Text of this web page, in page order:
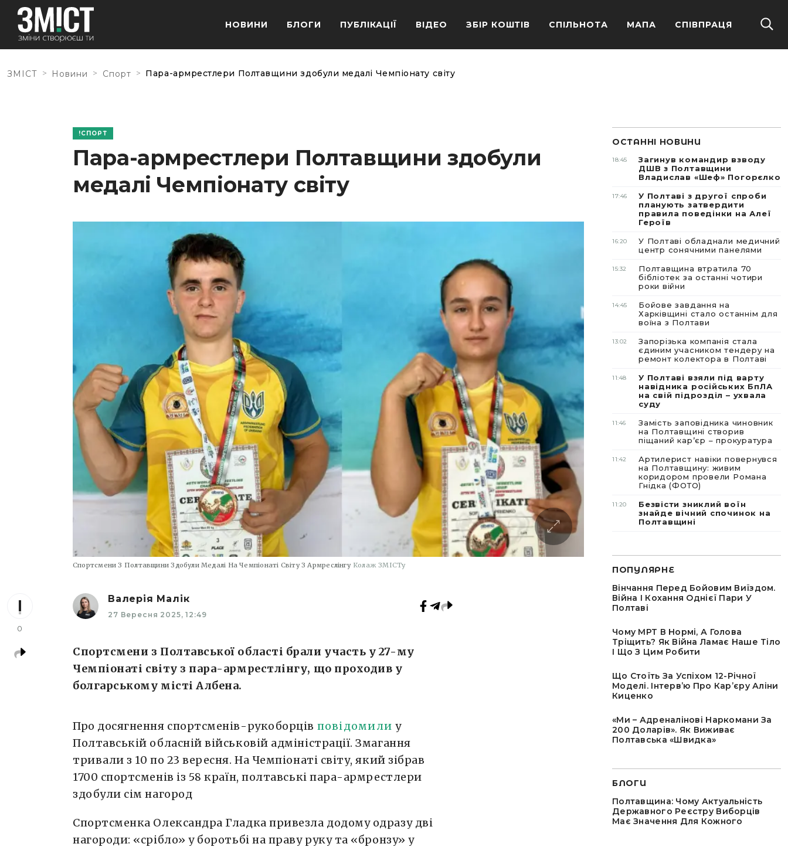
НОВИНИ БЛОГИ ПУБЛІКАЦІЇ ВІДЕО ЗБІР КОШТІВ СПІЛЬНОТА МАПА СПІВПРАЦЯ
ЗМІСТ > Новини > Спорт > Пара-армрестлери Полтавщини здобули медалі Чемпіонату світу
СПОРТ
Пара-армрестлери Полтавщини здобули
медалі Чемпіонату світу
Спортсмени З Полтавщини Здобули Медалі На Чемпіонаті Світу З Армреслінгу Колаж ЗМІСТу
0
Валерія Малік
27 Вересня 2025, 12:49
Спортсмени з Полтавської області брали участь у 27-му
Чемпіонаті світу з пара-армрестлінгу, що проходив у
болгарському місті Албена.
Про досягнення спортсменів-рукоборців повідомили у
Полтавській обласній військовій адміністрації. Змагання
тривали з 10 по 23 вересня. На Чемпіонаті світу, який зібрав
1700 спортсменів із 58 країн, полтавські пара-армрестлери
здобули сім нагород
Спортсменка Олександра Гладка привезла додому одразу дві
нагороди: «срібло» у боротьбі на праву руку та «бронзу» у
ОСТАННІ НОВИНИ
18:45
Загинув командир взводу
ДШВ з Полтавщини
Владислав «Шеф» Погорєлко
17:46
У Полтаві з другої спроби
планують затвердити
правила поведінки на Алеї
Героїв
16:20
У Полтаві обладнали медичний
центр сонячними панелями
15:32
Полтавщина втратила 70
бібліотек за останні чотири
роки війни
14:45
Бойове завдання на
Харківщині стало останнім для
воїна з Полтави
13:02
Запорізька компанія стала
єдиним учасником тендеру на
ремонт колектора в Полтаві
11:48
У Полтаві взяли під варту
навідника російських БпЛА
на свій підрозділ – ухвала
суду
11:46
Замість заповідника чиновник
на Полтавщині створив
піщаний карʼєр – прокуратура
11:42
Артилерист навіки повернувся
на Полтавщину: живим
коридором провели Романа
Гнідка (ФОТО)
11:20
Безвісти зниклий воїн
знайде вічний спочинок на
Полтавщині
ПОПУЛЯРНЕ
Вінчання Перед Бойовим Виїздом.
Війна І Кохання Однієї Пари У
Полтаві
Чому МРТ В Нормі, А Голова
Тріщить? Як Війна Ламає Наше Тіло
І Що З Цим Робити
Що Стоїть За Успіхом 12-Річної
Моделі. Інтервʼю Про Карʼєру Аліни
Киценко
«Ми – Адреналінові Наркомани За
200 Доларів». Як Виживає
Полтавська «швидка»
БЛОГИ
Полтавщина: Чому Актуальність
Державного Реєстру Виборців
Має Значення Для Кожного